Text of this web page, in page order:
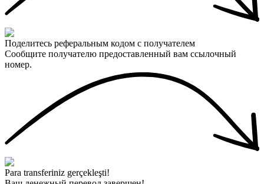
Поделитесь реферальным кодом с получателем
Сообщите получателю предоставленный вам ссылочный
номер.
Para transferiniz gerçekleşti!